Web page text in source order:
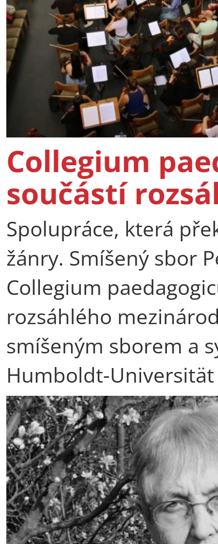
Collegium
součástí
Spolupráce, která
žánry. Smíšený sbor
Collegium
rozsáhlého
smíšeným sborem a
Humboldt-